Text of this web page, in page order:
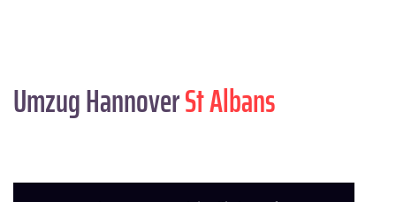
Umzug HannoverSt Albans